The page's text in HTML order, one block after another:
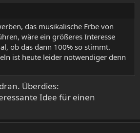
das musikalische Erbe von
wäre ein größeres Interesse
ob das dann 100% so stimmt.
ist heute leider notwendiger denn
Überdies:
Idee für einen